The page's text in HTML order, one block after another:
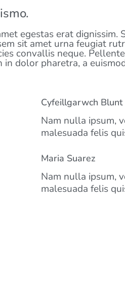
egestas erat dignissim.
sit amet urna feugiat
convallis neque.
dolor pharetra, a
Cyfeillgarwch Blunt
Nam nulla ipsum,
malesuada felis
Maria Suarez
Nam nulla ipsum,
malesuada felis